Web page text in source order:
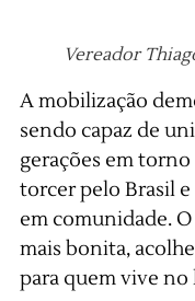
Vereador
A mobilização
sendo capaz de
gerações em
torcer pelo Brasil
em comunidade.
mais bonita,
para quem vive no